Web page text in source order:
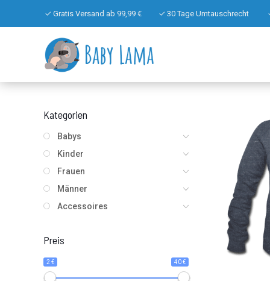
✓ Gratis Versand ab 99,99 € ✓ 30 Tage Umtauschrecht
Kategorien
Babys
Kinder
Frauen
Männer
Accessoires
Preis
2 € 40 €